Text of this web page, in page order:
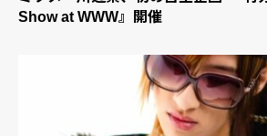
Show at WWW』開催